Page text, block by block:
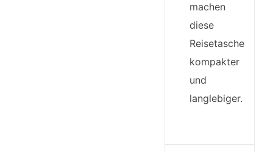
machen
diese
Reisetasche
kompakter
und
langlebiger.